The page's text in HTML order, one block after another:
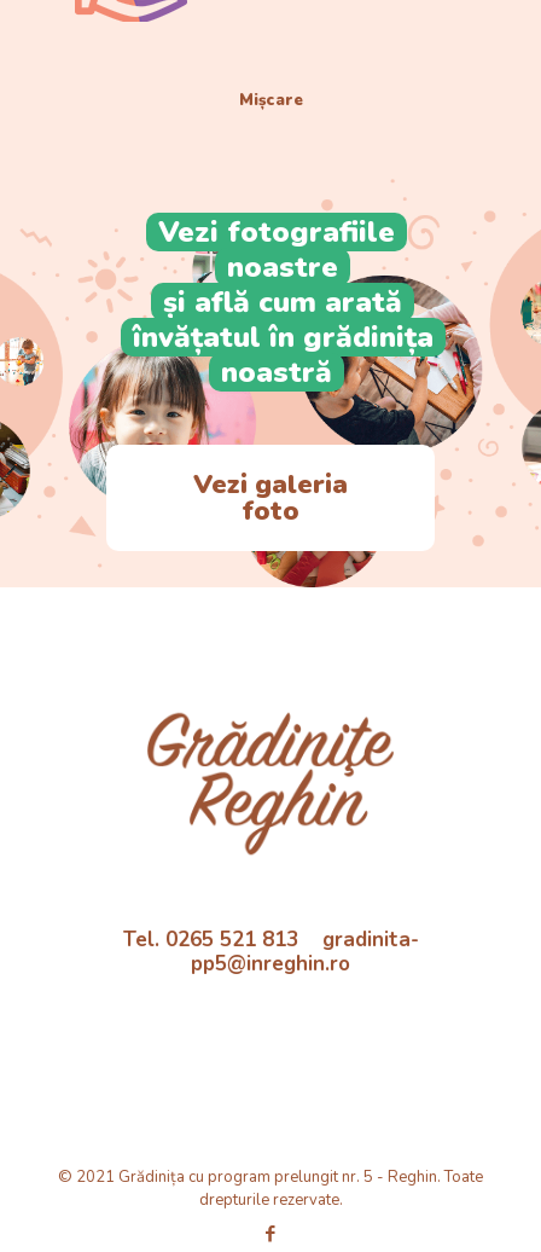
Mișcare
Vezi fotografiile
noastre
și află cum arată
învățatul în grădinița
noastră
Vezi galeria
foto
Tel. 0265 521 813 gradinita-
pp5@inreghin.ro
© 2021 Grădinița cu program prelungit nr. 5 - Reghin. Toate
drepturile rezervate.